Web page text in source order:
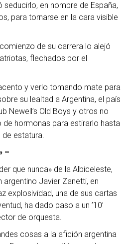
en nombre de España,
para tornarse en la cara visible
de su carrera lo alejó
flechados por el
y verlo tomando mate para
su lealtad a Argentina, el país
Newell’s Old Boys y otros no
hormonas para estirarlo hasta
estatura.
–
que nunca» de la Albiceleste,
argentino Javier Zanetti, en
explosividad, una de sus cartas
ha dado paso a un ’10’
de orquesta.
cosas a la afición argentina